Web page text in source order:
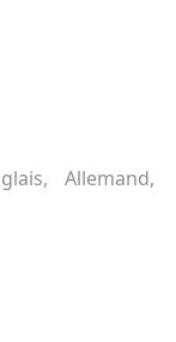
Allemand,